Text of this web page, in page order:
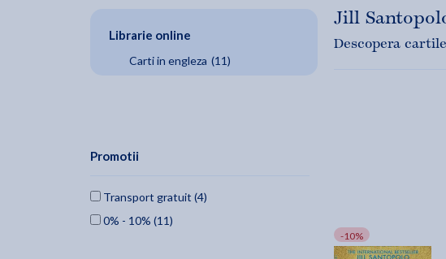
Librarie online
Carti in engleza (11)
Promotii
Transport gratuit (4)
0% - 10% (11)
Jill
Descopera
-10%